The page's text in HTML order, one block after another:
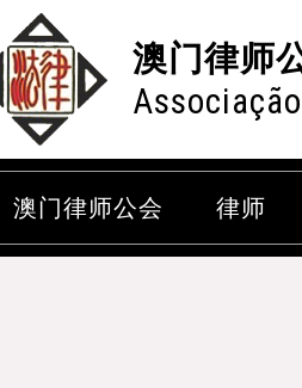
澳门律师
澳门律师公会 律师